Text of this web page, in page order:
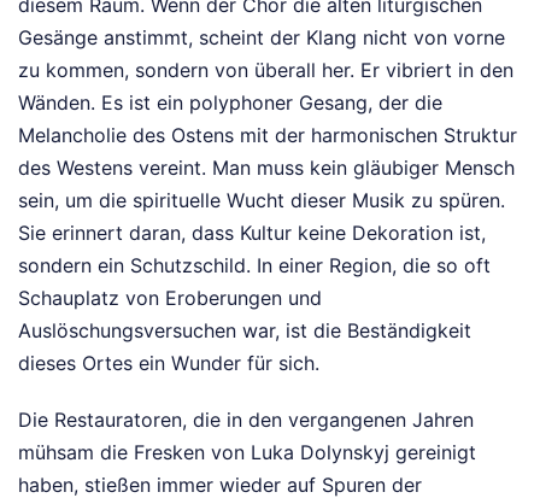
Gesänge anstimmt, scheint der Klang nicht von vorne
zu kommen, sondern von überall her. Er vibriert in den
Wänden. Es ist ein polyphoner Gesang, der die
Melancholie des Ostens mit der harmonischen Struktur
des Westens vereint. Man muss kein gläubiger Mensch
sein, um die spirituelle Wucht dieser Musik zu spüren.
Sie erinnert daran, dass Kultur keine Dekoration ist,
sondern ein Schutzschild. In einer Region, die so oft
Schauplatz von Eroberungen und
Auslöschungsversuchen war, ist die Beständigkeit
dieses Ortes ein Wunder für sich.
Die Restauratoren, die in den vergangenen Jahren
mühsam die Fresken von Luka Dolynskyj gereinigt
haben, stießen immer wieder auf Spuren der